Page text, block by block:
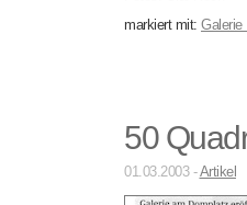
markiert mit: Galerie
50
01.03.2003 -Artikel